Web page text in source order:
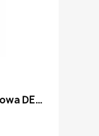
Wiertarko-wkrętarka akumulatorowa DEDRA DE7040